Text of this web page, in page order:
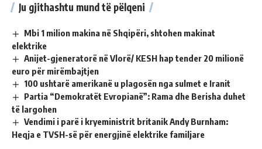
Ju gjithashtu mund të pëlqeni
Mbi 1 milion makina në Shqipëri, shtohen makinat
elektrike
Anijet-gjeneratorë në Vlorë/ KESH hap tender 20 milionë
euro për mirëmbajtjen
100 ushtarë amerikanë u plagosën nga sulmet e Iranit
Partia “Demokratët Evropianë”: Rama dhe Berisha duhet
të largohen
Vendimi i parë i kryeministrit britanik Andy Burnham:
Heqja e TVSH-së për energjinë elektrike familjare